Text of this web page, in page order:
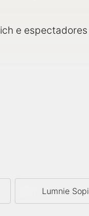
e
Lumnie Sopi